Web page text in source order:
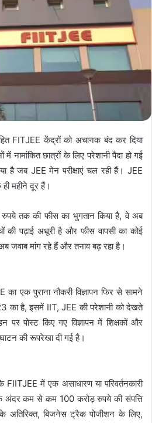
FITJEE केंद्रों को अचानक बंद कर दिया
नामांकित छात्रों के लिए परेशानी पैदा हो गई
है जब JEE मेन परीक्षाएं चल रही हैं। JEE
महीने दूर हैं।
तक की फीस का भुगतान किया है, वे अब
पढ़ाई अधूरी है और फीस वापसी का कोई
जवाब मांग रहे हैं और तनाव बढ़ रहा है।
एक पुराना नौकरी विज्ञापन फिर से सामने
का है, इसमें IIT, JEE की परेशानी को देखते
पर पोस्ट किए गए विज्ञापन में शिक्षकों और
की रूपरेखा दी गई है।
FIITJEE में एक असाधारण या परिवर्तनकारी
अंदर कम से कम 100 करोड़ रुपये की संपत्ति
अतिरिक्त, बिजनेस ट्रैक पोजीशन के लिए,